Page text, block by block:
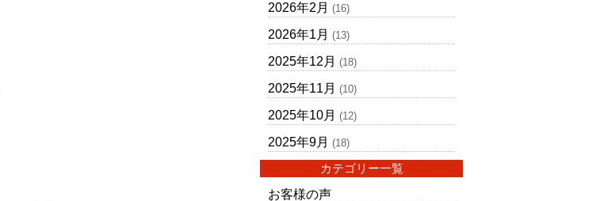
2026年2月 (16)
2026年1月 (13)
2025年12月 (18)
2025年11月 (10)
2025年10月 (12)
2025年9月 (18)
カテゴリー一覧
お客様の声